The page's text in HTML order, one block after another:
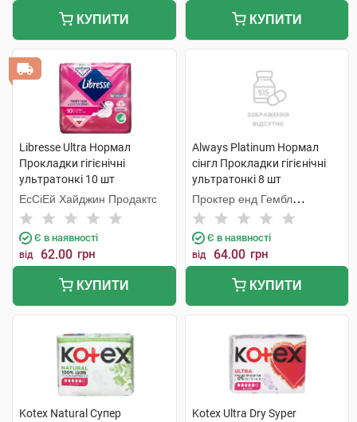
КУПИТИ КУПИТИ
Libresse Ultra Нормал
Прокладки гігієнічні
ультратонкі 10 шт
ЕсСіЕй Хайджин Продактс
Є в наявності
від 62.00 грн
КУПИТИ
Always Platinum Нормал
сінгл Прокладки гігієнічні
ультратонкі 8 шт
Проктер енд Гембл
Мануфекчурінг
Є в наявності
від 64.00 грн
КУПИТИ
Kotex Natural Супер
Kotex Ultra Dry Syper